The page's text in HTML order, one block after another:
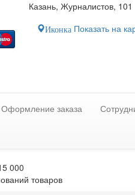
Казань, Журналистов, 101
ИконкаПоказать на
Оформление заказа
000
товаров